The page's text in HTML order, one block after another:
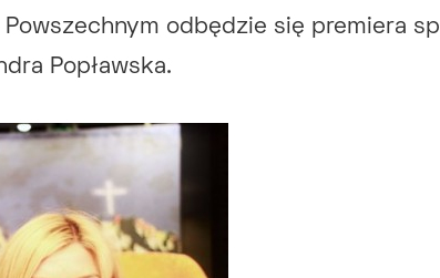
odbędzie się premiera
Popławska.